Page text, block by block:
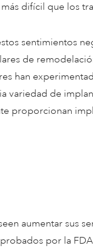
más difícil que los
sentimientos
de
han
variedad de
proporcionan
aumentar sus
por la